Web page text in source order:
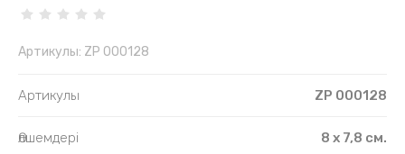
Артикулы: ZP 000128
Артикулы ZP 000128
Өлшемдері 8 х 7,8 см.